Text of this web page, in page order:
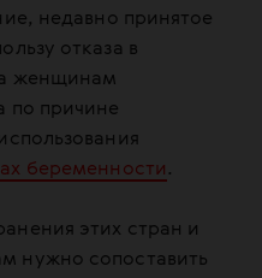
недавно принятое
отказа в
женщинам
по причине
беременности .
этих стран и
нужно сопоставить